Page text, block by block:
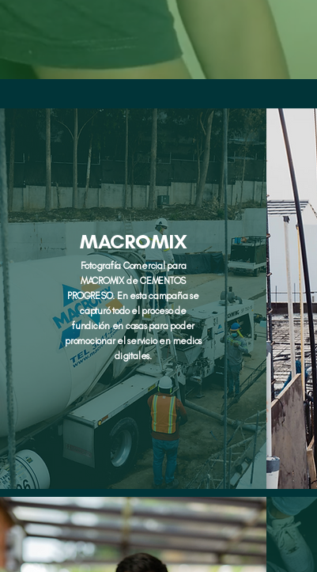
MACROMIX
Fotografía Comercial para
MACROMIX de CEMENTOS
PROGRESO. En esta campaña se
capturó todo el proceso de
fundición en casas para poder
promocionar el servicio en medios
digitales.